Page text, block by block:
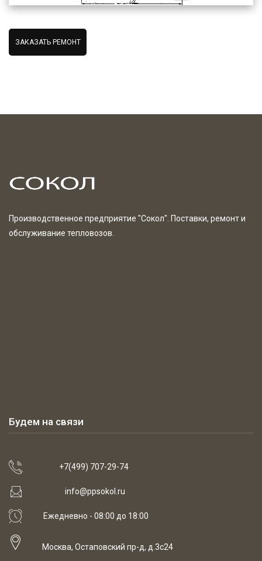
ЗАКАЗАТЬ РЕМОНТ
Производственное предприятие "Сокол". Поставки, ремонт и
обслуживание тепловозов.
Будем на связи
+7(499) 707-29-74
info@ppsokol.ru
Ежедневно - 08:00 до 18:00
Москва, Остаповский пр-д, д.3с24